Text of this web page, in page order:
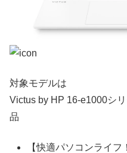
対象モデルは
Victus by HP 16-e1000シ
品
【快適パソコンライ